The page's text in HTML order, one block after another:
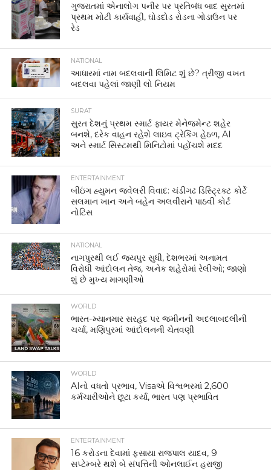
ગુજરાતમાં એનાલોગ પનીર પર પ્રતિબંધ બાદ સુરતમાં
પ્રથમ મોટી કાર્યવાહી, ઘોડદોડ રોડના ગોડાઉન પર
રેડ
NATIONAL
આધારમાં નામ બદલવાની લિમિટ શું છે? ત્રીજી વખત
બદલવા પહેલાં જાણી લો નિયમ
SURAT
સુરત દેશનું પ્રથમ સ્માર્ટ ફાયર મેનેજમેન્ટ શહેર
બનશે, દરેક વાહન રહેશે લાઇવ ટ્રેકિંગ હેઠળ, AI
અને સ્માર્ટ સિસ્ટમથી મિનિટોમાં પહોંચશે મદદ
ENTERTAINMENT
બીઇંગ હ્યુમન જ્વેલરી વિવાદ: ચંડીગઢ ડિસ્ટ્રિક્ટ કોર્ટે
સલમાન ખાન અને બહેન અલવીરાને પાઠવી કોર્ટ
નોટિસ
NATIONAL
નાગપુરથી લઈ જયપુર સુધી, દેશભરમાં અનામત
વિરોધી આંદોલન તેજ, અનેક શહેરોમાં રેલીઓ; જાણો
શું છે મુખ્ય માગણીઓ
WORLD
ભારત-મ્યાનમાર સરહદ પર જમીનની અદલાબદલીની
ચર્ચા, મણિપુરમાં આંદોલનની ચેતવણી
WORLD
AIનો વધતો પ્રભાવ, Visaએ વિશ્વભરમાં 2,600
કર્મચારીઓને છૂટા કર્યા, ભારત પણ પ્રભાવિત
ENTERTAINMENT
16 કરોડના દેવામાં ફસાયા રાજપાલ યાદવ, 9
સપ્ટેમ્બરે થશે બે સંપત્તિની ઓનલાઈન હરાજી